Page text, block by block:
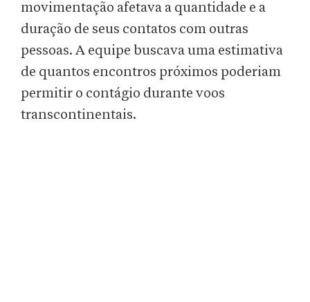
movimentação afetava a quantidade e a
duração de seus contatos com outras
pessoas. A equipe buscava uma estimativa
de quantos encontros próximos poderiam
permitir o contágio durante voos
transcontinentais.